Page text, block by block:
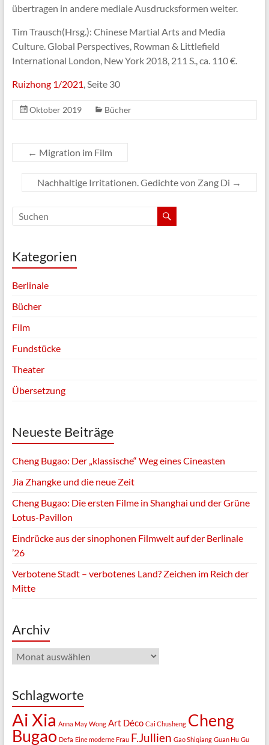
übertragen in andere mediale Ausdrucksformen weiter.
Tim Trausch(Hrsg.): Chinese Martial Arts and Media
Culture. Global Perspectives, Rowman & Littlefield
International London, New York 2018, 211 S., ca. 110 €.
Ruizhong 1/2021 , Seite 30
Oktober 2019 Bücher
← Migration im Film
Nachhaltige Irritationen. Gedichte von Zang Di →
Kategorien
Berlinale
Bücher
Film
Fundstücke
Theater
Übersetzung
Neueste Beiträge
Cheng Bugao: Der „klassische“ Weg eines Cineasten
Jia Zhangke und die neue Zeit
Cheng Bugao: Die ersten Filme in Shanghai und der Grüne
Lotus-Pavillon
Eindrücke aus der sinophonen Filmwelt auf der Berlinale
’26
Verbotene Stadt – verbotenes Land? Zeichen im Reich der
Mitte
Archiv
Archiv
Schlagworte
Ai Xia Anna May Wong Art Déco Cai Chusheng Cheng
Bugao Defa Eine moderne Frau F.Jullien Gao Shiqiang Guan Hu Gu